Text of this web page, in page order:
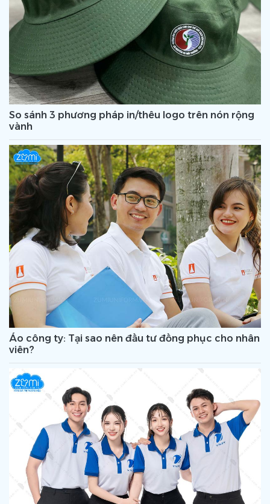
So sánh 3 phương pháp in/thêu logo trên nón rộng
vành
Áo công ty: Tại sao nên đầu tư đồng phục cho nhân
viên?